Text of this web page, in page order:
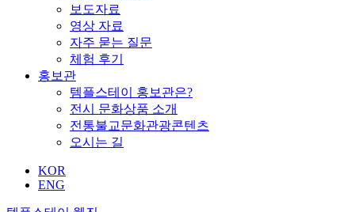
보도자료
영상 자료
자주 묻는 질문
체험 후기
홍보관
템플스테이 홍보관은?
전시 문화상품 소개
전통불교문화관광콘텐츠
오시는 길
KOR
ENG